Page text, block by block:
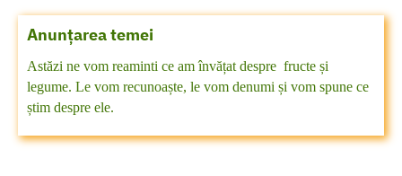
Anunțarea temei
Astăzi ne vom reaminti ce am învățat despre fructe și
legume. Le vom recunoaște, le vom denumi și vom spune ce
știm despre ele.